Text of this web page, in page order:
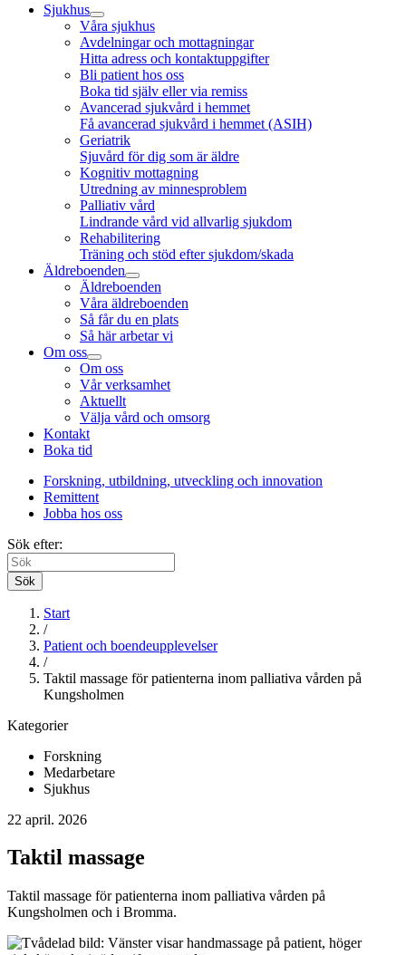
Sjukhus
Våra sjukhus
Avdelningar och mottagningar
Hitta adress och kontaktuppgifter
Bli patient hos oss
Boka tid själv eller via remiss
Avancerad sjukvård i hemmet
Få avancerad sjukvård i hemmet (ASIH)
Geriatrik
Sjuvård för dig som är äldre
Kognitiv mottagning
Utredning av minnesproblem
Palliativ vård
Lindrande vård vid allvarlig sjukdom
Rehabilitering
Träning och stöd efter sjukdom/skada
Äldreboenden
Äldreboenden
Våra äldreboenden
Så får du en plats
Så här arbetar vi
Om oss
Om oss
Vår verksamhet
Aktuellt
Välja vård och omsorg
Kontakt
Boka tid
Forskning, utbildning, utveckling och innovation
Remittent
Jobba hos oss
Sök efter:
Sök
Start
/
Patient och boendeupplevelser
/
Taktil massage för patienterna inom palliativa vården på
Kungsholmen
Kategorier
Forskning
Medarbetare
Sjukhus
22 april. 2026
Taktil massage
Taktil massage för patienterna inom palliativa vården på
Kungsholmen och i Bromma.